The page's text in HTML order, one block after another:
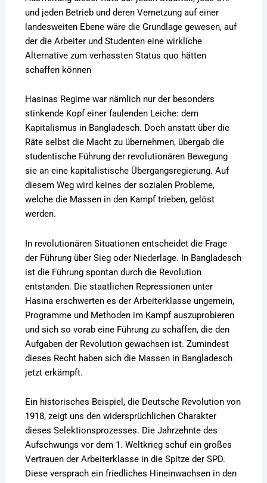
und jeden Betrieb und deren Vernetzung auf einer
landesweiten Ebene wäre die Grundlage gewesen, auf
der die Arbeiter und Studenten eine wirkliche
Alternative zum verhassten Status quo hätten
schaffen können
Hasinas Regime war nämlich nur der besonders
stinkende Kopf einer faulenden Leiche: dem
Kapitalismus in Bangladesch. Doch anstatt über die
Räte selbst die Macht zu übernehmen, übergab die
studentische Führung der revolutionären Bewegung
sie an eine kapitalistische Übergangsregierung. Auf
diesem Weg wird keines der sozialen Probleme,
welche die Massen in den Kampf trieben, gelöst
werden.
In revolutionären Situationen entscheidet die Frage
der Führung über Sieg oder Niederlage. In Bangladesch
ist die Führung spontan durch die Revolution
entstanden. Die staatlichen Repressionen unter
Hasina erschwerten es der Arbeiterklasse ungemein,
Programme und Methoden im Kampf auszuprobieren
und sich so vorab eine Führung zu schaffen, die den
Aufgaben der Revolution gewachsen ist. Zumindest
dieses Recht haben sich die Massen in Bangladesch
jetzt erkämpft.
Ein historisches Beispiel, die Deutsche Revolution von
1918, zeigt uns den widersprüchlichen Charakter
dieses Selektionsprozesses. Die Jahrzehnte des
Aufschwungs vor dem 1. Weltkrieg schuf ein großes
Vertrauen der Arbeiterklasse in die Spitze der SPD.
Diese versprach ein friedliches Hineinwachsen in den